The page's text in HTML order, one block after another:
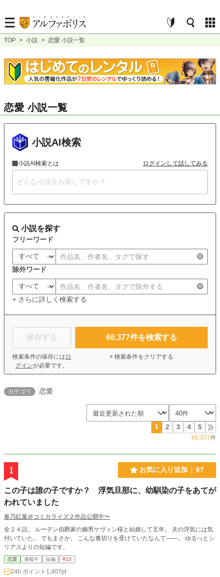
TOP > 小説 > 恋愛 小説一覧
恋愛 小説一覧
小説AI検索
小説AI検索とは ログインして話してみる
小説を探す
フリーワード
除外ワード
+ さらに詳しく検索する
保存する
検索条件の保存には ロ
グインが必要です。
66,377件を検索する
× 検索条件をクリアする
カテゴリ 恋愛
1 2 3 4 5
66,377件
1 お気に入り追加 67
この子は誰の子ですか？ 浮気旦那に、幼馴染の子をあてが
われていました
春乃紅葉＠コミカライズ２作品公開中〜
全２４話。 ルーデン伯爵家の嫡男ケヴィン様と結婚して五年。 夫の浮気には気
付いていた。 でもまさか。 こんな裏切りを受けていたなんて――。 ゆるっとシ
リアスよりの短編です。
恋愛 連載中 短編 R15
24h.ポイント 1,407pt